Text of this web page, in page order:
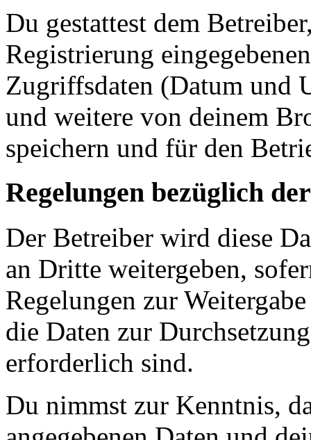
Du gestattest dem
Registrierung
Zugriffsdaten (Datum und
und weitere von deinem
speichern und für den
Regelungen bezüglich
Der Betreiber wird diese
an Dritte weitergeben,
Regelungen zur
die Daten zur
erforderlich sind.
Du nimmst zur Kenntnis,